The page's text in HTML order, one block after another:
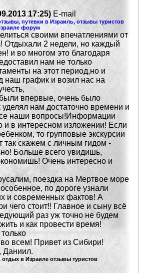
17:25) E-mail
путевки в Израиль, отзывы туристов
форум
своими впечатлениями от
Отдыхали 2 недели, но каждый
и во многом это благодаря
нам не только
на этот период,но и
наш график и возил нас на
впервые, очень было
нам достаточно времени и
наши вопросы!Информации
и в интересном изложении! Если
то групповые экскурсии
так скажем с личным гидом -
Больше всего увидишь,
Очень интересно и
поездка на Мертвое море
по дороге узнали
и современных фактов! А
чего стоит!! Главное и сыну всё
раз уж точно не будем
и как провести время!
во всем! Привет из Сибири!
Даниил.
в Израиле отзывы туристов